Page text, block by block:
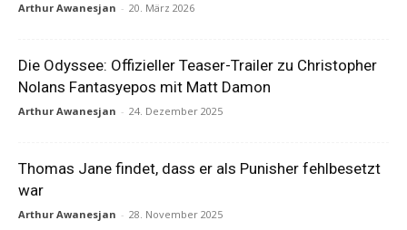
Arthur Awanesjan - 20. März 2026
Die Odyssee: Offizieller Teaser-Trailer zu Christopher
Nolans Fantasyepos mit Matt Damon
Arthur Awanesjan - 24. Dezember 2025
Thomas Jane findet, dass er als Punisher fehlbesetzt
war
Arthur Awanesjan - 28. November 2025